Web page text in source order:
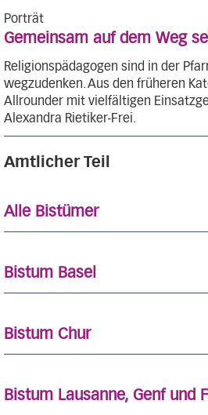
Porträt
Gemeinsam auf dem Weg
Religionspädagogen sind in der
wegzudenken. Aus den früheren
Allrounder mit vielfältigen
Alexandra Rietiker-Frei.
Amtlicher Teil
Alle Bistümer
Bistum Basel
Bistum Chur
Bistum Lausanne, Genf und